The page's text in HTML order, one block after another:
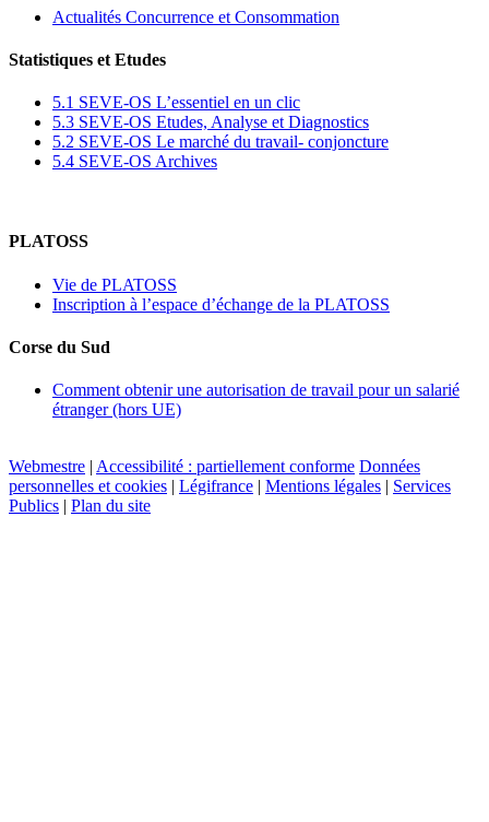
Actualités Concurrence et Consommation
Statistiques et Etudes
5.1 SEVE-OS L’essentiel en un clic
5.3 SEVE-OS Etudes, Analyse et Diagnostics
5.2 SEVE-OS Le marché du travail- conjoncture
5.4 SEVE-OS Archives
PLATOSS
Vie de PLATOSS
Inscription à l’espace d’échange de la PLATOSS
Corse du Sud
Comment obtenir une autorisation de travail pour un salarié
étranger (hors UE)
Webmestre | Accessibilité : partiellement conforme Données
personnelles et cookies | Légifrance | Mentions légales | Services
Publics | Plan du site